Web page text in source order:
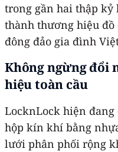
trong gần hai thập
thành thương hiệu
đông đảo gia đình
Không ngừng đổi
hiệu toàn cầu
LocknLock hiện
hộp kín khí bằng
lưới phân phối rộng